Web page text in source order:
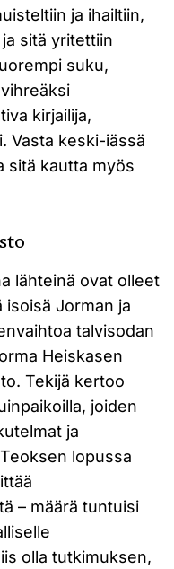
ja ihailtiin,
sitä yritettiin
suku,
kirjailija,
Vasta keski-iässä
sitä kautta myös
lähteinä ovat olleet
isoisä Jorman ja
talvisodan
Heiskasen
Tekijä kertoo
joiden
ja
lopussa
– määrä tuntuisi
olla tutkimuksen,